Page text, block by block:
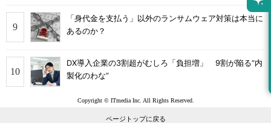
「身代金を支払う」以外のランサムウェア対策は本当に
あるのか？
DX導入企業の3割超がむしろ「負担増」 9割が陥る“内
製化のわな”
Copyright © ITmedia Inc. All Rights Reserved.
ページトップに戻る